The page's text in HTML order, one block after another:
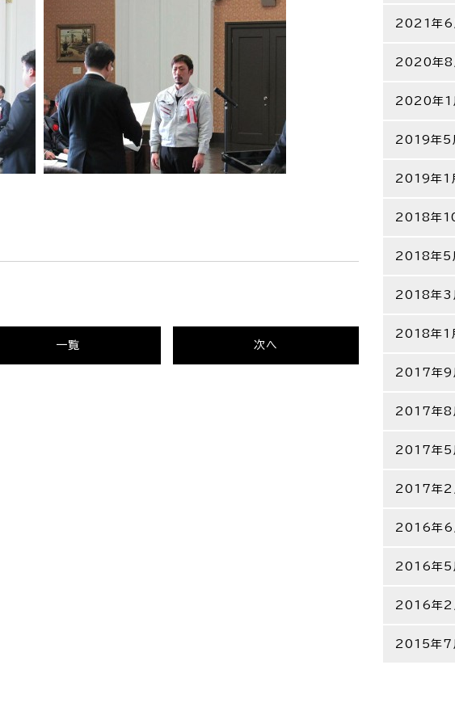
一覧 次へ
2021年6
2020年8
2020年1
2019年5
2019年1
2018年
2018年5
2018年3
2018年1
2017年9
2017年8
2017年5
2017年2
2016年6
2016年5
2016年2
2015年7